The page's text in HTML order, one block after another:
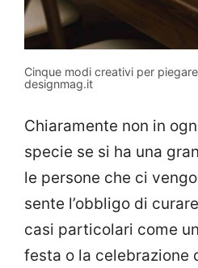
Cinque modi creativi per
designmag.it
Chiaramente non in
specie se si ha una
le persone che ci
sente l’obbligo di
casi particolari come
festa o la celebrazione